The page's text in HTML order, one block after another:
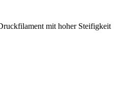
mit hoher Steifigkeit